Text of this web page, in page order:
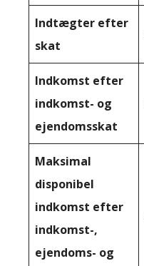
Indtægter efter
skat
Indkomst efter
indkomst- og
ejendomsskat
Maksimal
disponibel
indkomst efter
indkomst-,
ejendoms- og